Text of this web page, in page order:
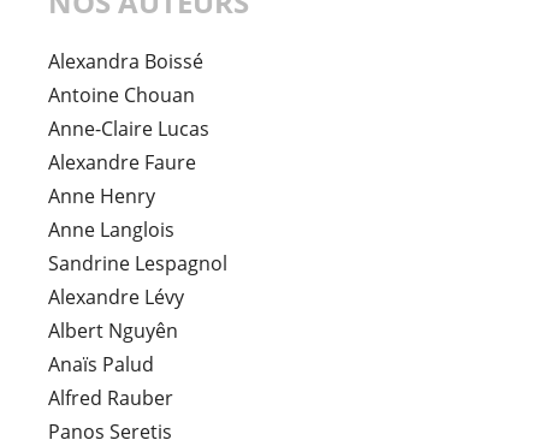
Alexandra Boissé
Antoine Chouan
Anne-Claire Lucas
Alexandre Faure
Anne Henry
Anne Langlois
Sandrine Lespagnol
Alexandre Lévy
Albert Nguyên
Anaïs Palud
Alfred Rauber
Panos Seretis